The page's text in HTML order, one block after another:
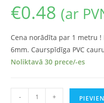
€0.48 (ar
Cena norādīta par 1 metru
6mm. Caurspīdīga PVC
Noliktavā 30 prece/-es
- +